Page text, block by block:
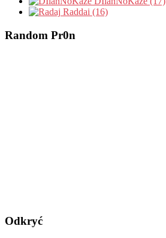
Raddai (16)
Random Pr0n
Odkryć